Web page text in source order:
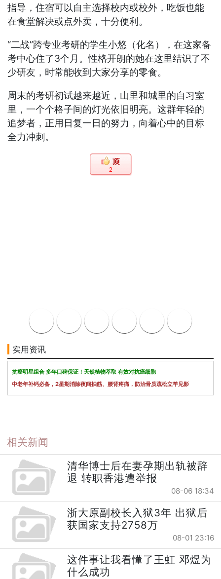
指导，住宿可以自主选择校内或校外，吃饭也能
在食堂解决或点外卖，十分便利。
“二战”跨专业考研的学生小悠（化名），在这家备
考中心住了3个月。性格开朗的她在这里结识了不
少研友，时常能收到大家分享的零食。
周末的考研初试越来越近，山里和城里的自习室
里，一个个格子间的灯光依旧明亮。这群年轻的
追梦者，正用日复一日的努力，向着心中的目标
全力冲刺。
2
实用资讯
抗癌明星组合 多年口碑保证！天然植物萃取 有效对抗癌细胞
中老年补钙必备，2星期消除夜间抽筋、腰背疼痛，防治骨质疏松立竿见影
相关新闻
清华博士后在妻孕期出轨被辞
退 转职香港遭举报
08-06 18:34
浙大原副校长入狱3年 出狱后
获国家支持2758万
08-01 23:16
这件事让我看懂了王虹 邓煜为
什么成功